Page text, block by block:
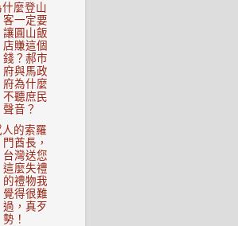
什麼登山
客一定要
讓圓山飯
店賺這個
錢？郝市
府與馬政
府為什麼
不聽庶民
聲音？
人的索羅
門酋長，
台灣送您
這麼失禮
的禮物我
覺得很難
過，真歹
勢！